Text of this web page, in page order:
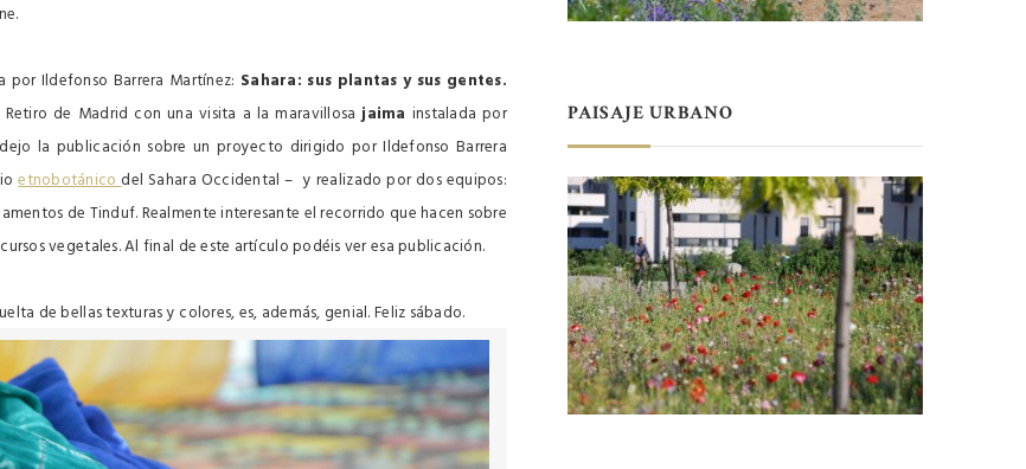
Ildefonso Barrera Martínez: Sahara: sus plantas y sus gentes.
de Madrid con una visita a la maravillosajaima instalada por
la publicación sobre un proyecto dirigido por Ildefonso Barrera
etnobotánicodel Sahara Occidental – y realizado por dos equipos:
de Tinduf. Realmente interesante el recorrido que hacen sobre
vegetales. Al final de este artículo podéis ver esa publicación.
de bellas texturas y colores, es, además, genial. Feliz sábado.
PAISAJE URBANO